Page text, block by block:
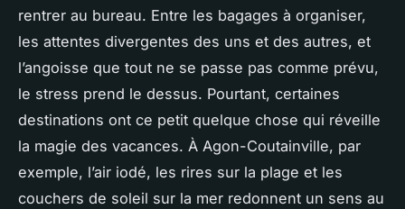
rentrer au bureau. Entre les bagages à organiser,
les attentes divergentes des uns et des autres, et
l’angoisse que tout ne se passe pas comme prévu,
le stress prend le dessus. Pourtant, certaines
destinations ont ce petit quelque chose qui réveille
la magie des vacances. À Agon-Coutainville, par
exemple, l’air iodé, les rires sur la plage et les
couchers de soleil sur la mer redonnent un sens au